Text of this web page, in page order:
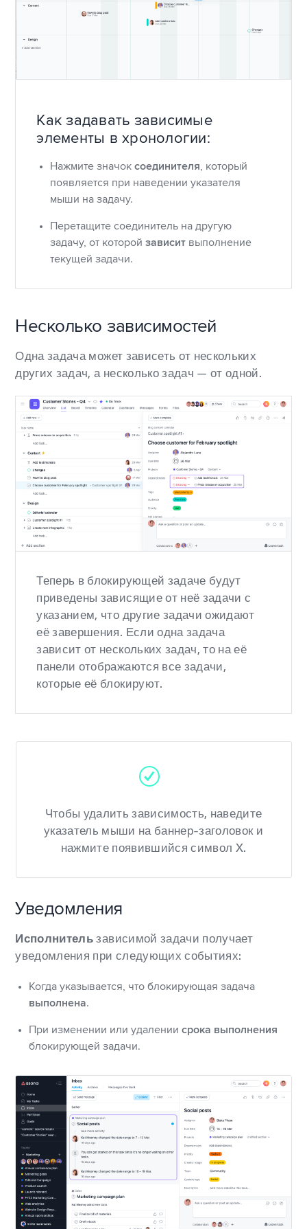
Как задавать зависимые
элементы в хронологии:
Нажмите значоксоединителя , который
появляется при наведении указателя
мыши на задачу.
Перетащите соединитель на другую
задачу, от которойзависит выполнение
текущей задачи.
Несколько зависимостей
Одна задача может зависеть от нескольких
других задач, а несколько задач — от одной.
Теперь в блокирующей задаче будут
приведены зависящие от неё задачи с
указанием, что другие задачи ожидают
её завершения. Если одна задача
зависит от нескольких задач, то на её
панели отображаются все задачи,
которые её блокируют.
Чтобы удалить зависимость, наведите
указатель мыши на баннер-заголовок и
нажмите появившийся символ X.
Уведомления
Исполнитель зависимой задачи получает
уведомления при следующих событиях:
Когда указывается, что блокирующая задача
выполнена.
При изменении или удалениисрока выполнения
блокирующей задачи.